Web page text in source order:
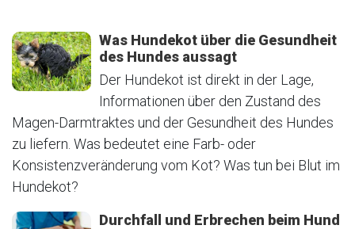
Was Hundekot über die Gesundheit
des Hundes aussagt
Der Hundekot ist direkt in der Lage,
Informationen über den Zustand des
Magen-Darmtraktes und der Gesundheit des Hundes
zu liefern. Was bedeutet eine Farb- oder
Konsistenzveränderung vom Kot? Was tun bei Blut im
Hundekot?
Durchfall und Erbrechen beim Hund